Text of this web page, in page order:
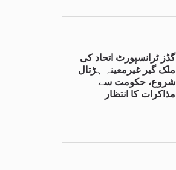
گڈز ٹرانسپورٹ اتحاد کی
ملک گیر غیرمعینہ ہڑتال
شروع، حکومت سے
مذاکرات کا انتظار